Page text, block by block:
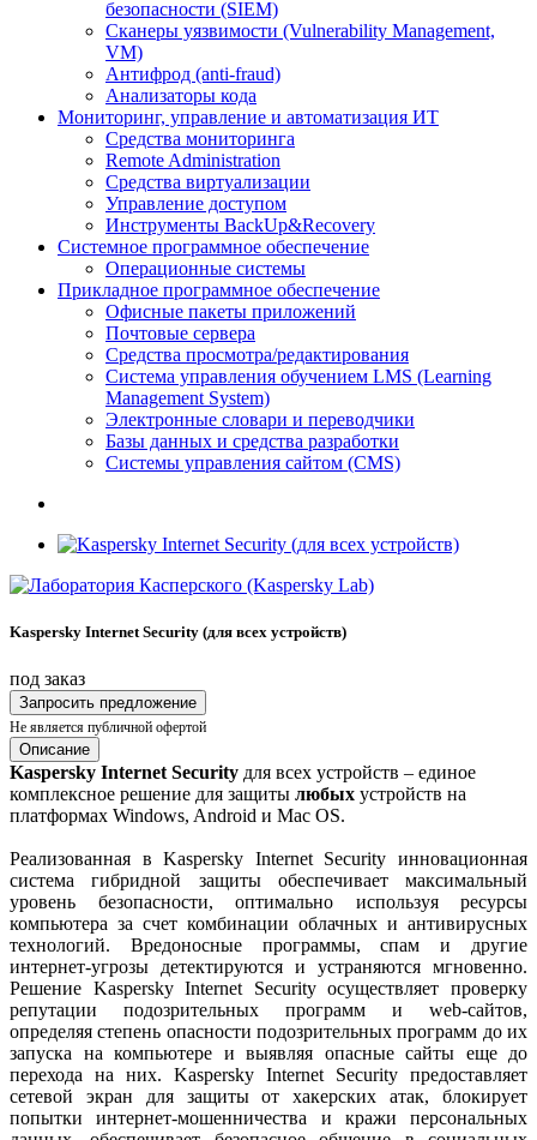
безопасности (SIEM)
Сканеры уязвимости (Vulnerability Management,
VM)
Антифрод (anti-fraud)
Анализаторы кода
Мониторинг, управление и автоматизация ИТ
Средства мониторинга
Remote Administration
Средства виртуализации
Управление доступом
Инструменты BackUp&Recovery
Системное программное обеспечение
Операционные системы
Прикладное программное обеспечение
Офисные пакеты приложений
Почтовые сервера
Средства просмотра/редактирования
Система управления обучением LMS (Learning
Management System)
Электронные словари и переводчики
Базы данных и средства разработки
Системы управления сайтом (CMS)
Kaspersky Internet Security (для всех устройств)
под заказ
Запросить предложение
Не является публичной офертой
Описание
Kaspersky Internet Security для всех устройств – единое
комплексное решение для защиты любых устройств на
платформах Windows, Android и Mac OS.
Реализованная в Kaspersky Internet Security инновационная
система гибридной защиты обеспечивает максимальный
уровень безопасности, оптимально используя ресурсы
компьютера за счет комбинации облачных и антивирусных
технологий. Вредоносные программы, спам и другие
интернет-угрозы детектируются и устраняются мгновенно.
Решение Kaspersky Internet Security осуществляет проверку
репутации подозрительных программ и web-сайтов,
определяя степень опасности подозрительных программ до их
запуска на компьютере и выявляя опасные сайты еще до
перехода на них. Kaspersky Internet Security предоставляет
сетевой экран для защиты от хакерских атак, блокирует
попытки интернет-мошенничества и кражи персональных